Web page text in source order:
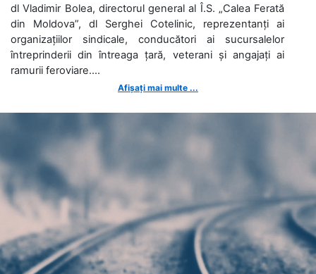
dl Vladimir Bolea, directorul general al Î.S. „Calea Ferată
din Moldova”, dl Serghei Cotelinic, reprezentanți ai
organizațiilor sindicale, conducători ai sucursalelor
întreprinderii din întreaga țară, veterani și angajați ai
ramurii feroviare....
Afișați mai multe ...